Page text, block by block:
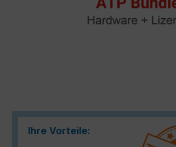
Ihre Vorteile: